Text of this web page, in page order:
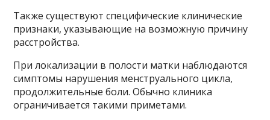
Также существуют специфические клинические
признаки, указывающие на возможную причину
расстройства.
При локализации в полости матки наблюдаются
симптомы нарушения менструального цикла,
продолжительные боли. Обычно клиника
ограничивается такими приметами.